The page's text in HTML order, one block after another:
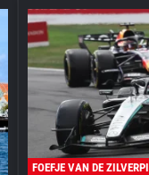
FOEFJE VAN DE